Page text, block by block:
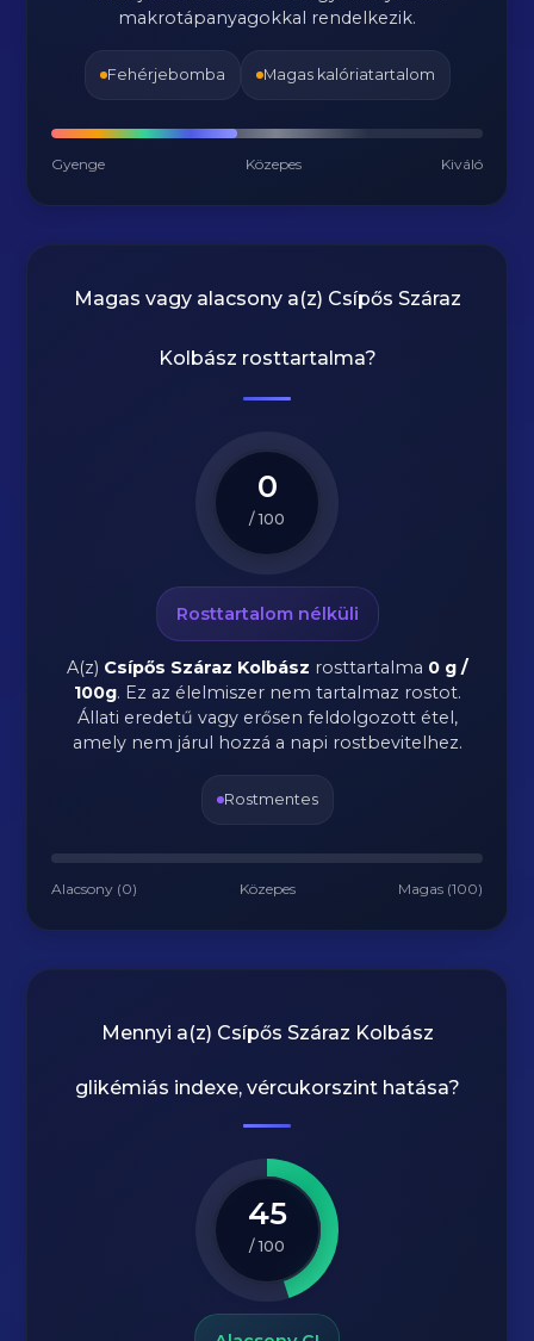
makrotápanyagokkal rendelkezik.
Fehérjebomba Magas kalóriatartalom
Gyenge Közepes Kiváló
Magas vagy alacsony a(z) Csípős Száraz
Kolbász rosttartalma?
0
/ 100
Rosttartalom nélküli
A(z) Csípős Száraz Kolbász rosttartalma 0 g /
100g. Ez az élelmiszer nem tartalmaz rostot.
Állati eredetű vagy erősen feldolgozott étel,
amely nem járul hozzá a napi rostbevitelhez.
Rostmentes
Alacsony (0) Közepes Magas (100)
Mennyi a(z) Csípős Száraz Kolbász
glikémiás indexe, vércukorszint hatása?
45
/ 100